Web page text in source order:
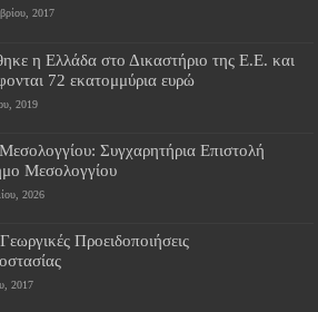
2017
η Ελλάδα στο Δικαστήριο της Ε.Ε. και
72 εκατομμύρια ευρώ
2019
Συγχαρητήρια Επιστολή
Μεσολογγίου
2026
Προειδοποιήσεις
2017